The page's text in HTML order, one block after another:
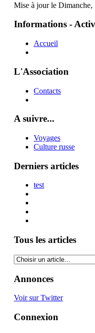
Mise à jour le Dimanche,
Informations -
Accueil
L'Association
Contacts
A suivre...
Voyages
Culture russe
Derniers articles
test
Tous les articles
Annonces
Voir sur Twitter
Connexion